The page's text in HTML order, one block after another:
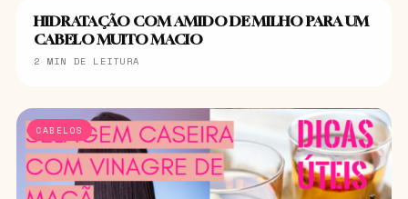
CABELOS
HIDRATAÇÃO COM AMIDO DE MILHO PARA UM
CABELO MUITO MACIO
2 MIN DE LEITURA
CABELOS